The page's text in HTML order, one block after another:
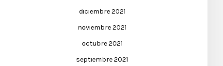
diciembre 2021
noviembre 2021
octubre 2021
septiembre 2021